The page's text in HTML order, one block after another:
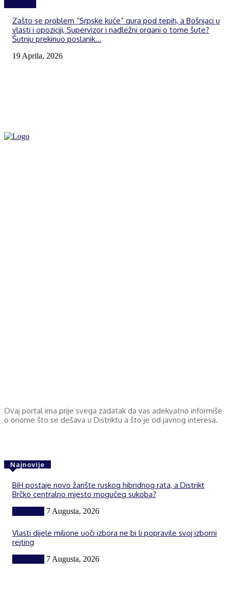
Zašto se problem “Srpske kuće” gura pod tepih, a Bošnjaci u
vlasti i opoziciji, Supervizor i nadležni organi o tome šute?
Šutnju prekinuo poslanik...
19 Aprila, 2026
Ovaj portal ima prije svega zadatak da vas adekvatno informiše
o onome što se dešava u Distriktu a što je od javnog interesa.
Najnovije
BiH postaje novo žarište ruskog hibridnog rata, a Distrikt
Brčko centralno mjesto mogućeg sukoba?
7 Augusta, 2026
Vlasti dijele milione uoči izbora ne bi li popravile svoj izborni
rejting
7 Augusta, 2026